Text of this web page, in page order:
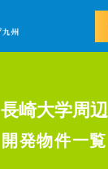
長崎大学周辺
開発物件一覧